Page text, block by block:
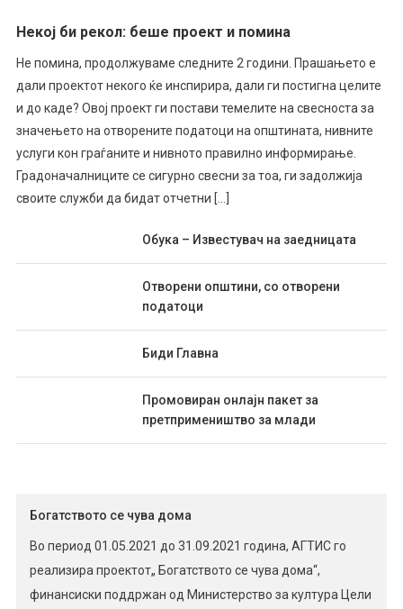
Некој би рекол: беше проект и помина
Не помина, продолжуваме следните 2 години. Прашањето е
дали проектот некого ќе инспирира, дали ги постигна целите
и до каде? Овој проект ги постави темелите на свесноста за
значењето на отворените податоци на општината, нивните
услуги кон граѓаните и нивното правилно информирање.
Градоначалниците се сигурно свесни за тоа, ги задолжија
своите служби да бидат отчетни […]
Обука – Известувач на заедницата
Отворени општини, со отворени
податоци
Биди Главна
Промовиран онлајн пакет за
претпримеништво за млади
Богатството се чува дома
Во период 01.05.2021 до 31.09.2021 година, АГТИС го
реализира проектот„ Богатството се чува дома“,
финансиски поддржан од Министерство за култура Цели